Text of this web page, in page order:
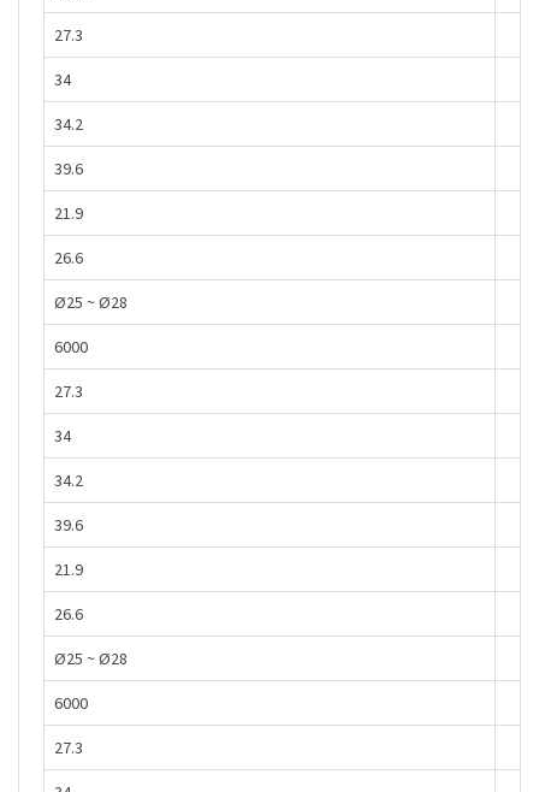
27.3
34
34.2
39.6
21.9
26.6
Ø25 ~ Ø28
6000
27.3
34
34.2
39.6
21.9
26.6
Ø25 ~ Ø28
6000
27.3